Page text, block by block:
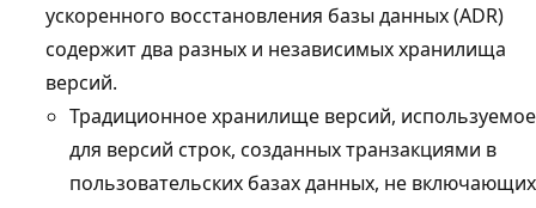
ускоренного восстановления базы данных (ADR)
содержит два разных и независимых хранилища
версий.
Традиционное хранилище версий, используемое
для версий строк, созданных транзакциями в
пользовательских базах данных, не включающих